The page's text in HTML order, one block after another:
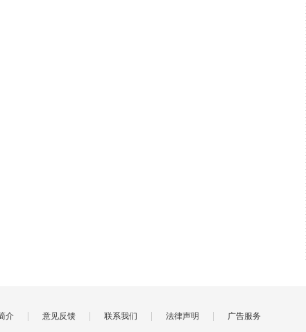
介 | 意见反馈 | 联系我们 | 法律声明 | 广告服务